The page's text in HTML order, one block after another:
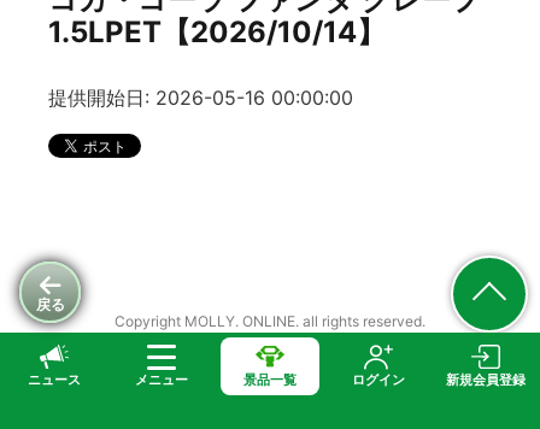
ニュース メニュー 景品一覧 ログイン 新規会員登録
戻る
1.5LPET【2026/10/14】
提供開始日: 2026-05-16 00:00:00
Copyright MOLLY. ONLINE. all rights reserved.